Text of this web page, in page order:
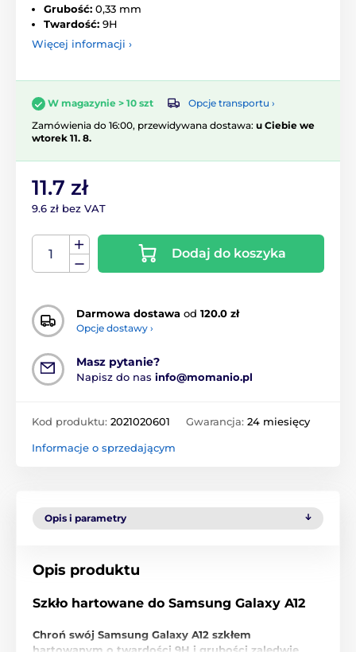
Grubość: 0,33 mm
Twardość: 9H
Więcej informacji ›
W magazynie > 10 szt
Opcje transportu ›
Zamówienia do 16:00, przewidywana dostawa: u Ciebie we
wtorek 11. 8.
11.7 zł
9.6 zł bez VAT
Dodaj do koszyka
Darmowa dostawa od 120.0 zł
Opcje dostawy ›
Masz pytanie?
Napisz do nas info@momanio.pl
Kod produktu: 2021020601 Gwarancja: 24 miesięcy
Informacje o sprzedającym
Opis i parametry
Opis produktu
Szkło hartowane do Samsung Galaxy A12
Chroń swój Samsung Galaxy A12 szkłem
hartowanym o twardości 9H i grubości zaledwie